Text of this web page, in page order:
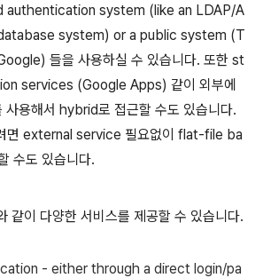
system (like an LDAP/A
system) or a public system (T
들을 사용하실 수 있습니다. 또한 st
services (Google Apps) 같이 외부에
사용해서 hybrid로 접근할 수도 있습니다.
면 external service 필요없이 flat-file ba
수도 있습니다.
같이 다양한 서비스를 제공할 수 있습니다.
- either through a direct login/pa